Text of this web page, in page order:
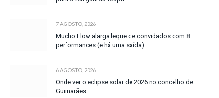
7 AGOSTO, 2026
Mucho Flow alarga leque de convidados com 8
performances (e há uma saída)
6 AGOSTO, 2026
Onde ver o eclipse solar de 2026 no concelho de
Guimarães